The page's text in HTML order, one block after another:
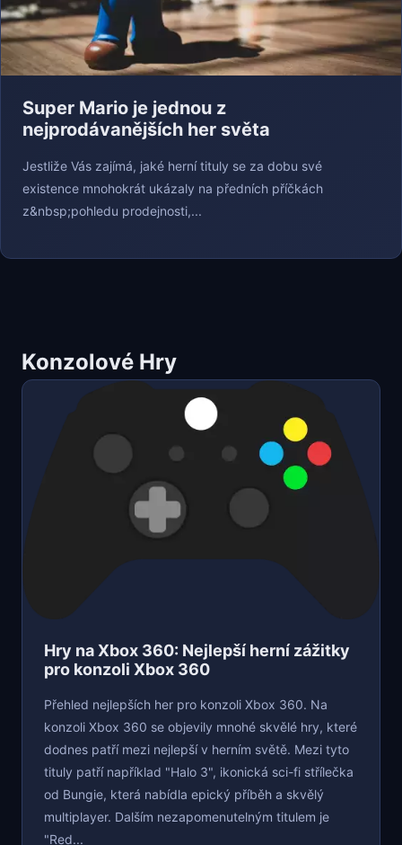
Super Mario je jednou z
nejprodávanějších her světa
Jestliže Vás zajímá, jaké herní tituly se za dobu své
existence mnohokrát ukázaly na předních příčkách
z&nbsp;pohledu prodejnosti,...
Konzolové Hry
Hry na Xbox 360: Nejlepší herní zážitky
pro konzoli Xbox 360
Přehled nejlepších her pro konzoli Xbox 360. Na
konzoli Xbox 360 se objevily mnohé skvělé hry, které
dodnes patří mezi nejlepší v herním světě. Mezi tyto
tituly patří například "Halo 3", ikonická sci-fi střílečka
od Bungie, která nabídla epický příběh a skvělý
multiplayer. Dalším nezapomenutelným titulem je
"Red...